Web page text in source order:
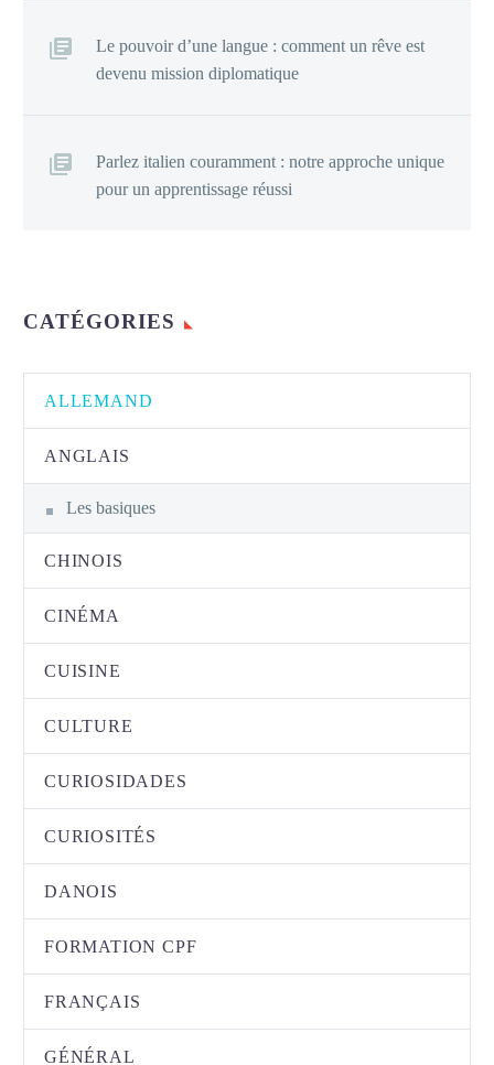
Le pouvoir d’une langue : comment un rêve est
devenu mission diplomatique
Parlez italien couramment : notre approche unique
pour un apprentissage réussi
CATÉGORIES
ALLEMAND
ANGLAIS
Les basiques
CHINOIS
CINÉMA
CUISINE
CULTURE
CURIOSIDADES
CURIOSITÉS
DANOIS
FORMATION CPF
FRANÇAIS
GÉNÉRAL